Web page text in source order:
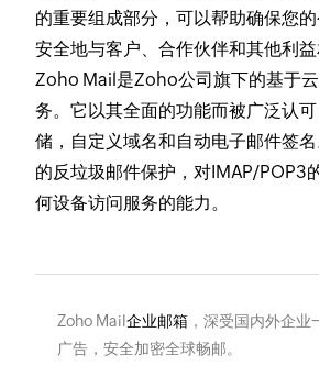
的重要组成部分，可以帮助确保您
安全地与客户、合作伙伴和其他利益
Zoho Mail是Zoho公司旗下的基于
务。它以其全面的功能而被广泛认
储，自定义域名和自动电子邮件签
的反垃圾邮件保护，对IMAP/POP3
何设备访问服务的能力。
Zoho Mail企业邮箱，深受国内外企业
广告，安全加密全球畅邮。